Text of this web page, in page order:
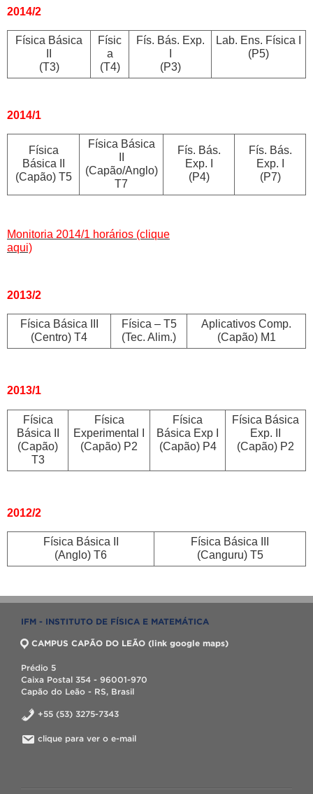
2014/2
Física Básica
(T3)
Físic
a
(T4)
Fís. Bás. Exp.
(P3)
Lab. Ens. Física I
(P5)
2014/1
Física
Básica II
(Capão) T5
Física Básica
(Capão/Anglo)
T7
Fís. Bás.
Exp. I
(P4)
Fís. Bás.
Exp. I
(P7)
Monitoria 2014/1 horários (clique
aqui)
2013/2
Física Básica III
(Centro) T4
Física – T5
(Tec. Alim.)
Aplicativos Comp.
(Capão) M1
2013/1
Física
Básica II
(Capão)
T3
Física
Experimental I
(Capão) P2
Física
Básica Exp I
(Capão) P4
Física Básica
Exp. II
(Capão) P2
2012/2
Física Básica II
(Anglo) T6
Física Básica III
(Canguru) T5
IFM - INSTITUTO DE FÍSICA E MATEMÁTICA
CAMPUS CAPÃO DO LEÃO (link google maps)
Prédio 5
Caixa Postal 354 - 96001-970
Capão do Leão - RS, Brasil
+55 (53) 3275-7343
clique para ver o e-mail